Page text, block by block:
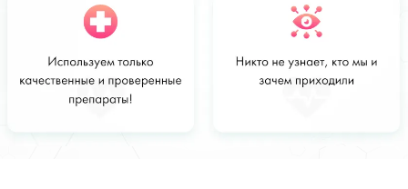
Стоимость
от 3000 руб
Заказать